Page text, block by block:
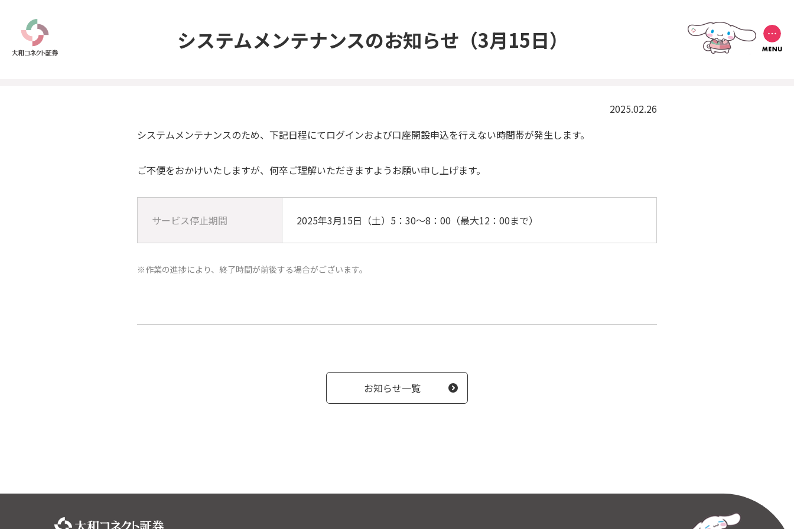
システムメンテナンスのお知らせ （3月15日）
2025.02.26
システムメンテナンスのため、下記日程にてログインおよび口座開設申込を行えない時間帯が発生します。
ご不便をおかけいたしますが、何卒ご理解いただきますようお願い申し上げます。
サービス停止期間 2025年3月15日（土）5：30～8：00（最大12：00まで）
※作業の進捗により、終了時間が前後する場合がございます。
お知らせ一覧